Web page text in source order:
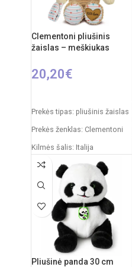
Elementai: 3 x AA
(nepridedamos)
Clementoni pliušinis
žaislas – meškiukas
20,20€
Prekės tipas: pliušinis žaislas
Prekės ženklas: Clementoni
Kilmės šalis: Italija
Pakuotės išmatavimai: 31 x
20 x 11 cm
Rekomenduojamas amžius:
nuo 0 mėnesių
Pliušinė panda 30 cm